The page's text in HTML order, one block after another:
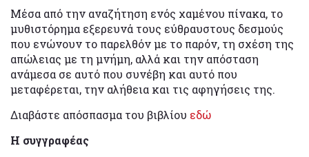
Μέσα από την αναζήτηση ενός χαμένου πίνακα, το
μυθιστόρημα εξερευνά τους εύθραυστους δεσμούς
που ενώνουν το παρελθόν με το παρόν, τη σχέση της
απώλειας με τη μνήμη, αλλά και την απόσταση
ανάμεσα σε αυτό που συνέβη και αυτό που
μεταφέρεται, την αλήθεια και τις αφηγήσεις της.
Διαβάστε απόσπασμα του βιβλίου εδώ
Η συγγραφέας